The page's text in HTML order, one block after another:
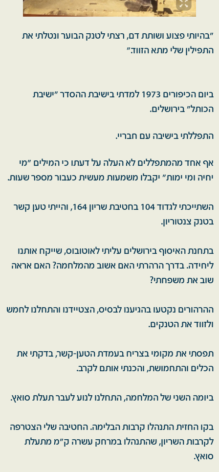
"בהיותי פצוע ושותת דם, רצתי לטנק הבוער ונטלתי את
התפילין שלי מתא הזווד."
ביום הכיפורים 1973 למדתי בישיבת ההסדר "ישיבת
הכותל" בירושלים.
התפללתי בישיבה עם חבריי.
אף אחד מהמתפללים לא העלה על דעתו כי המילים "מי
יחיה ומי ימות" יקבלו משמעות מעשית כעבור מספר שעות.
השתייכתי לגדוד 104 בחטיבת שריון 164, והייתי טען קשר
בטנק צנטוריון.
בתחנת האיסוף בירושלים עליתי לאוטובוס, שייקח אותנו
ליחידה. בדרך הרהרתי האם אשוב מהמלחמה? האם אראה
שוב את משפחתי?
ההרהורים נקטעו בהגיענו לבסיס, הצטיידנו והתחלנו לחמש
ולזווד את הטנקים.
תפסתי את מקומי בצריח בעמדת הטען-קשר, בדקתי את
הכלים והתחמושת, והכנתי אותם לקרב.
ביומה השני של המלחמה, התחלנו לנוע לעבר תעלת סואץ.
בקו החזית התנהלו קרבות הבלימה. החטיבה שלי הצטרפה
לקרבות השריון, שהתנהלו במרחק עשרה ק"מ מתעלת
סואץ.